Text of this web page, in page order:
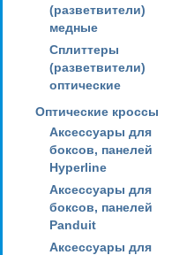
(разветвители)
медные
Сплиттеры
(разветвители)
оптические
Оптические кроссы
Аксессуары для
боксов, панелей
Hyperline
Аксессуары для
боксов, панелей
Panduit
Аксессуары для